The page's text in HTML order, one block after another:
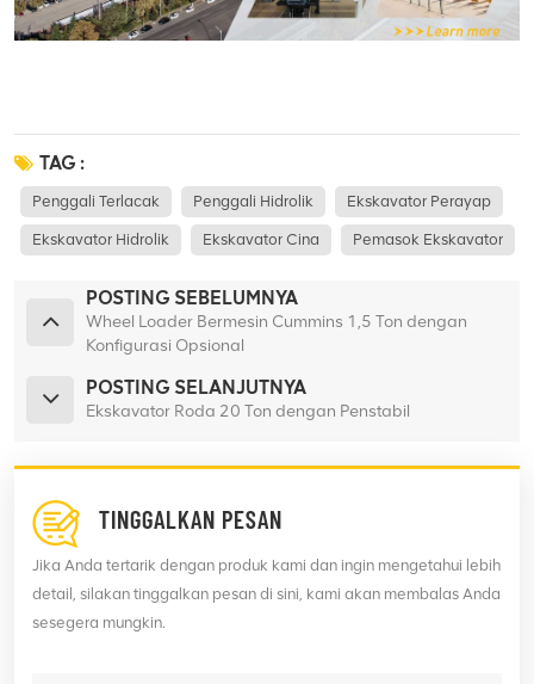
TAG :
Penggali Terlacak Penggali Hidrolik Ekskavator Perayap
Ekskavator Hidrolik Ekskavator Cina Pemasok Ekskavator
POSTING SEBELUMNYA
Wheel Loader Bermesin Cummins 1,5 Ton dengan
Konfigurasi Opsional
POSTING SELANJUTNYA
Ekskavator Roda 20 Ton dengan Penstabil
TINGGALKAN PESAN
Jika Anda tertarik dengan produk kami dan ingin mengetahui lebih
detail, silakan tinggalkan pesan di sini, kami akan membalas Anda
sesegera mungkin.